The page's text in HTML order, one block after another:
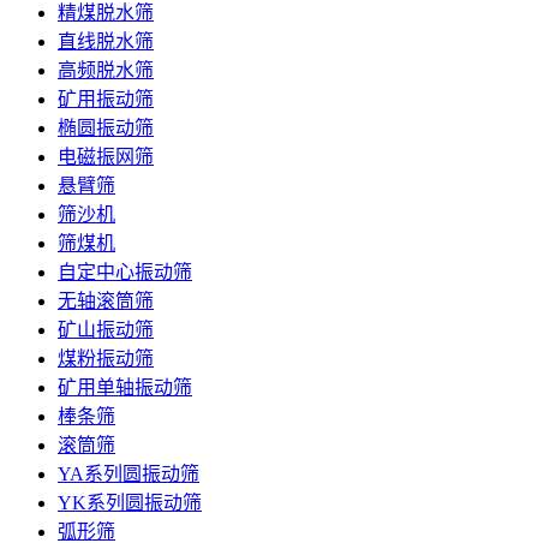
精煤脱水筛
直线脱水筛
高频脱水筛
矿用振动筛
椭圆振动筛
电磁振网筛
悬臂筛
筛沙机
筛煤机
自定中心振动筛
无轴滚筒筛
矿山振动筛
煤粉振动筛
矿用单轴振动筛
棒条筛
滚筒筛
YA系列圆振动筛
YK系列圆振动筛
弧形筛